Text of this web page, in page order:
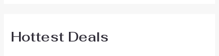
Hottest Deals